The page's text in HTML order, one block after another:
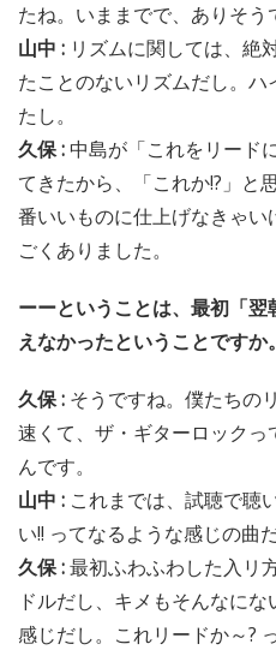
たね。いままでで、ありそう
山中 : リズムに関しては、絶
たことのないリズムだし。
たし。
久保 : 中島が「これをリード
てきたから、「これか!?」と
番いいものに仕上げなきゃ
ごくありました。
ーーということは、最初「
えなかったということですか。
久保 : そうですね。僕たちの
速くて、ザ・ギターロック
んです。
山中 : これまでは、試聴で聴
い!! ってなるような感じの曲
久保 :最初ふわふわした入リ
ドルだし、キメもそんなに
感じだし。これリードか～?